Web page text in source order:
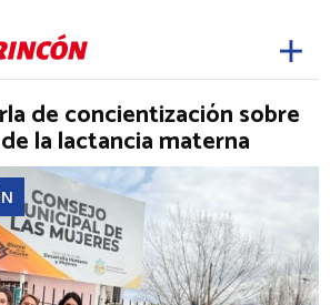
de concientización sobre
la lactancia materna